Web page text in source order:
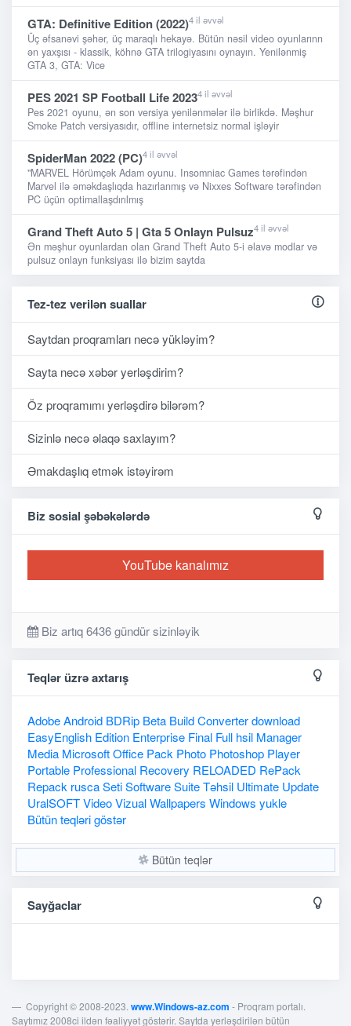
GTA: Definitive Edition (2022)4 il əvvəl
Üç əfsanəvi şəhər, üç maraqlı hekayə. Bütün nəsil video oyunlarınn
ən yaxşısı - klassik, köhnə GTA trilogiyasını oynayın. Yenilənmiş
GTA 3, GTA: Vice
PES 2021 SP Football Life 20234 il əvvəl
Pes 2021 oyunu, ən son versiya yenilənmələr ilə birlikdə. Məşhur
Smoke Patch versiyasıdır, offline internetsiz normal işləyir
SpiderMan 2022 (PC)4 il əvvəl
"MARVEL Hörümçək Adam oyunu. Insomniac Games tərəfindən
Marvel ilə əməkdaşlıqda hazırlanmış və Nixxes Software tərəfindən
PC üçün optimallaşdırılmış
Grand Theft Auto 5 | Gta 5 Onlayn Pulsuz4 il əvvəl
Ən məşhur oyunlardan olan Grand Theft Auto 5-i əlavə modlar və
pulsuz onlayn funksiyası ilə bizim saytda
Tez-tez verilən suallar
Saytdan proqramları necə yükləyim?
Sayta necə xəbər yerləşdirim?
Öz proqramımı yerləşdirə bilərəm?
Sizinlə necə əlaqə saxlayım?
Əmakdaşlıq etmək istəyirəm
Biz sosial şəbəkələrdə
YouTube kanalımız
Biz artıq 6436 gündür sizinləyik
Teqlər üzrə axtarış
AdobeAndroid BDRip Beta BuildConverterdownload
EasyEnglish Edition Enterprise Final Full hsil Manager
Media MicrosoftOffice Pack Photo Photoshop Player
Portable Professional Recovery RELOADED RePack
Repack ruscaSetiSoftwareSuiteTəhsil Ultimate Update
UralSOFTVideoVizualWallpapers Windows yukle
Bütün teqləri göstər
Bütün teqlər
Sayğaclar
Copyright © 2008-2023. www.Windows-az.com - Proqram portalı.
Saytımız 2008ci ildən fəaliyyət göstərir. Saytda yerləşdirilən bütün